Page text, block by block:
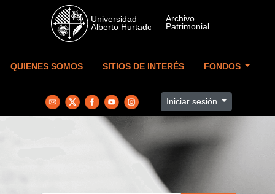
Skip to main content
QUIENES SOMOS SITIOS DE INTERÉS FONDOS
Iniciar sesión